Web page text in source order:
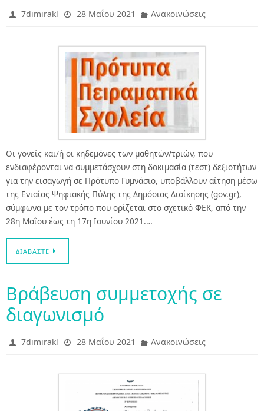
7dimirakl 28 Μαΐου 2021 Ανακοινώσεις
Οι γονείς και/ή οι κηδεμόνες των μαθητών/τριών, που
ενδιαφέρονται να συμμετάσχουν στη δοκιμασία (τεστ) δεξιοτήτων
για την εισαγωγή σε Πρότυπο Γυμνάσιο, υποβάλλουν αίτηση μέσω
της Ενιαίας Ψηφιακής Πύλης της Δημόσιας Διοίκησης (gov.gr),
σύμφωνα με τον τρόπο που ορίζεται στο σχετικό ΦΕΚ, από την
28η Μαΐου έως τη 17η Ιουνίου 2021.…
ΔΙΑΒΆΣΤΕ
Βράβευση συμμετοχής σε
διαγωνισμό
7dimirakl 28 Μαΐου 2021 Ανακοινώσεις